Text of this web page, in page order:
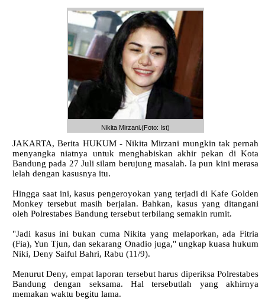
Nikita Mirzani.(Foto: Ist)
JAKARTA, Berita HUKUM - Nikita Mirzani mungkin tak pernah
menyangka niatnya untuk menghabiskan akhir pekan di Kota
Bandung pada 27 Juli silam berujung masalah. Ia pun kini merasa
lelah dengan kasusnya itu.
Hingga saat ini, kasus pengeroyokan yang terjadi di Kafe Golden
Monkey tersebut masih berjalan. Bahkan, kasus yang ditangani
oleh Polrestabes Bandung tersebut terbilang semakin rumit.
"Jadi kasus ini bukan cuma Nikita yang melaporkan, ada Fitria
(Fia), Yun Tjun, dan sekarang Onadio juga," ungkap kuasa hukum
Niki, Deny Saiful Bahri, Rabu (11/9).
Menurut Deny, empat laporan tersebut harus diperiksa Polrestabes
Bandung dengan seksama. Hal tersebutlah yang akhirnya
memakan waktu begitu lama.